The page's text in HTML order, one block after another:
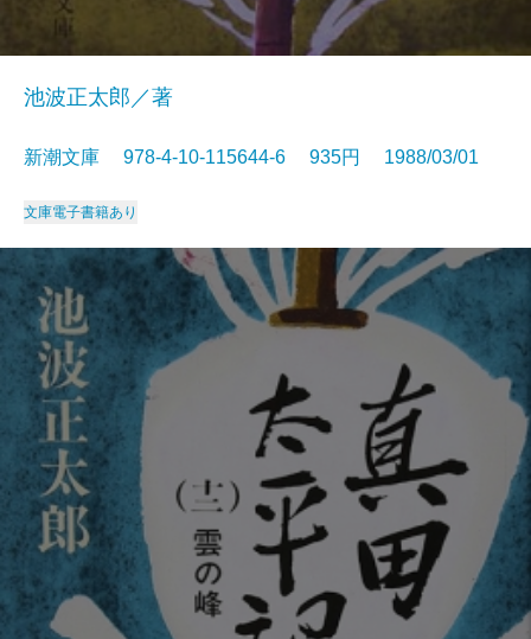
池波正太郎／著
新潮文庫 978-4-10-115644-6 935円 1988/03/01
文庫電子書籍あり